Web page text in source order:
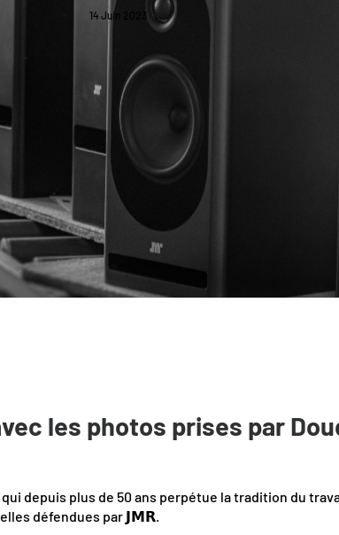
14 Juin 2023
les photos prises par
depuis plus de 50 ans perpétue la tradition du
défendues par 𝗝𝗠𝗥.